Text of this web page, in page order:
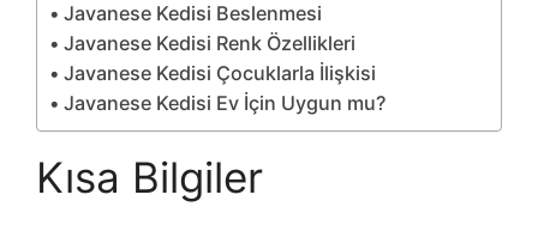
Javanese Kedisi Beslenmesi
Javanese Kedisi Renk Özellikleri
Javanese Kedisi Çocuklarla İlişkisi
Javanese Kedisi Ev İçin Uygun mu?
Kısa Bilgiler